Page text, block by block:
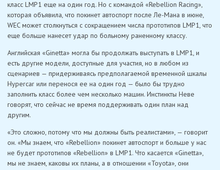
класс LMP1 еще на один год. Но с командой «Rebellion Racing»,
которая объявила, что покинет автоспорт после Ле-Мана в июне,
WEC может столкнуться с сокращением числа прототипов LMP1, что
еще больше нанесет удар по больному раненному классу.
Английская «Ginetta» могла бы продолжать выступать в LMP1, и
есть другие модели, доступные для участия, но в любом из
сценариев — придерживаясь предполагаемой временной шкалы
Hypercar или перенося ее на один год — было бы трудно
заполнить класс более чем несколько машин. Инстинкты Неве
говорят, что сейчас не время поддерживать один план над
другим.
«Это сложно, потому что мы должны быть реалистами», — говорит
он. «Мы знаем, что «Rebellion» покинет автоспорт и больше у нас
не будет прототипов «Rebellion» в LMP1. Что касается «Ginetta»,
мы не знаем, каковы их планы, а в отношении «Toyota», они